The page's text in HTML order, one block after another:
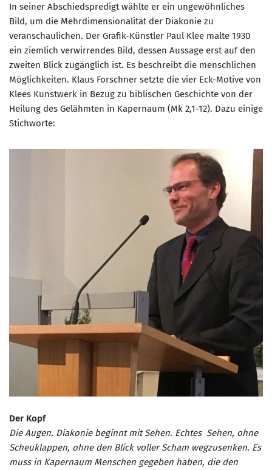
In seiner Abschiedspredigt wählte er ein ungewöhnliches
Bild, um die Mehrdimensionalität der Diakonie zu
veranschaulichen. Der Grafik-Künstler Paul Klee malte 1930
ein ziemlich verwirrendes Bild, dessen Aussage erst auf den
zweiten Blick zugänglich ist. Es beschreibt die menschlichen
Möglichkeiten. Klaus Forschner setzte die vier Eck-Motive von
Klees Kunstwerk in Bezug zu biblischen Geschichte von der
Heilung des Gelähmten in Kapernaum (Mk 2,1-12). Dazu einige
Stichworte:
Der Kopf
Die Augen. Diakonie beginnt mit Sehen. Echtes Sehen, ohne
Scheuklappen, ohne den Blick voller Scham wegzusenken. Es
muss in Kapernaum Menschen gegeben haben, die den